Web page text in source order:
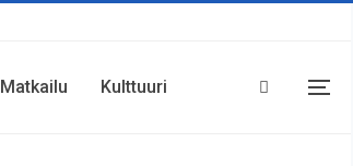
Matkailu Kulttuuri